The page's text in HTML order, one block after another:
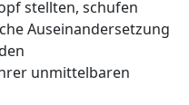
stellten, schufen
Auseinandersetzung
unmittelbaren